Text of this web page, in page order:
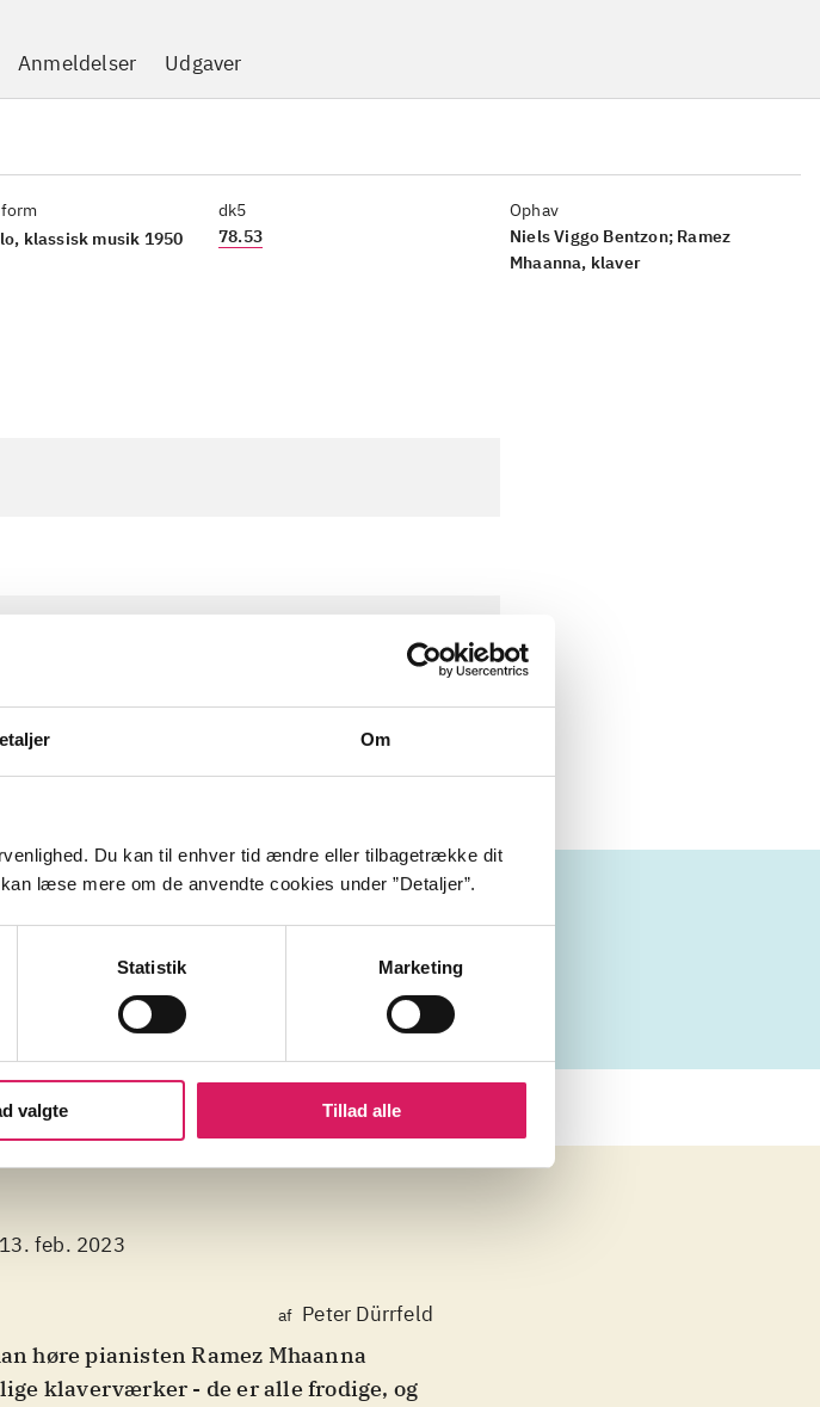
Om
Du kan til enhver tid ændre eller tilbagetrække dit
læse mere om de anvendte cookies under ”Detaljer”.
Statistik Marketing
valgte Tillad alle
Anmeldelser Udgaver
klassisk musik 1950
dk5
78.53
Ophav
Niels Viggo Bentzon; Ramez
Mhaanna, klaver
feb. 2023
af Peter Dürrfeld
høre pianisten Ramez Mhaanna
klaverværker - de er alle frodige, og